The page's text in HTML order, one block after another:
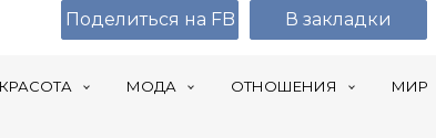
КРАСОТА МОДА ОТНОШЕНИЯ МИР
Поделиться на FB В закладки